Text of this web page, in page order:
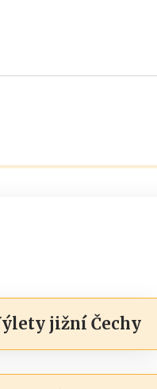
jižní Čechy